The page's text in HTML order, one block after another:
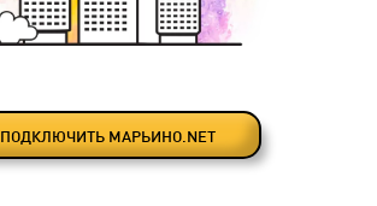
ПОДКЛЮЧИТЬ МАРЬИНО.NET